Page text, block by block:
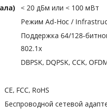
< 20 дБм или < 100 мВт
Режим Ad-Hoc /
Поддержка 64/128-
802.1x
DBPSK, DQPSK, CCK,
CE, FCC, RoHS
Беспроводной сетевой